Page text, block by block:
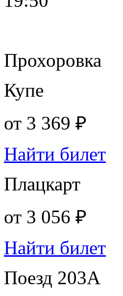
Прохоровка
Купе
от 3 369 ₽
Найти билет
Плацкарт
от 3 056 ₽
Найти билет
Поезд 203А